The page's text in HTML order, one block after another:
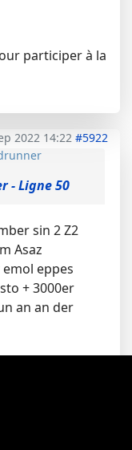
participer à la
2022 14:22 #5922
- Ligne 50
sin 2 Z2
Asaz
emol eppes
+ 3000er
an an der